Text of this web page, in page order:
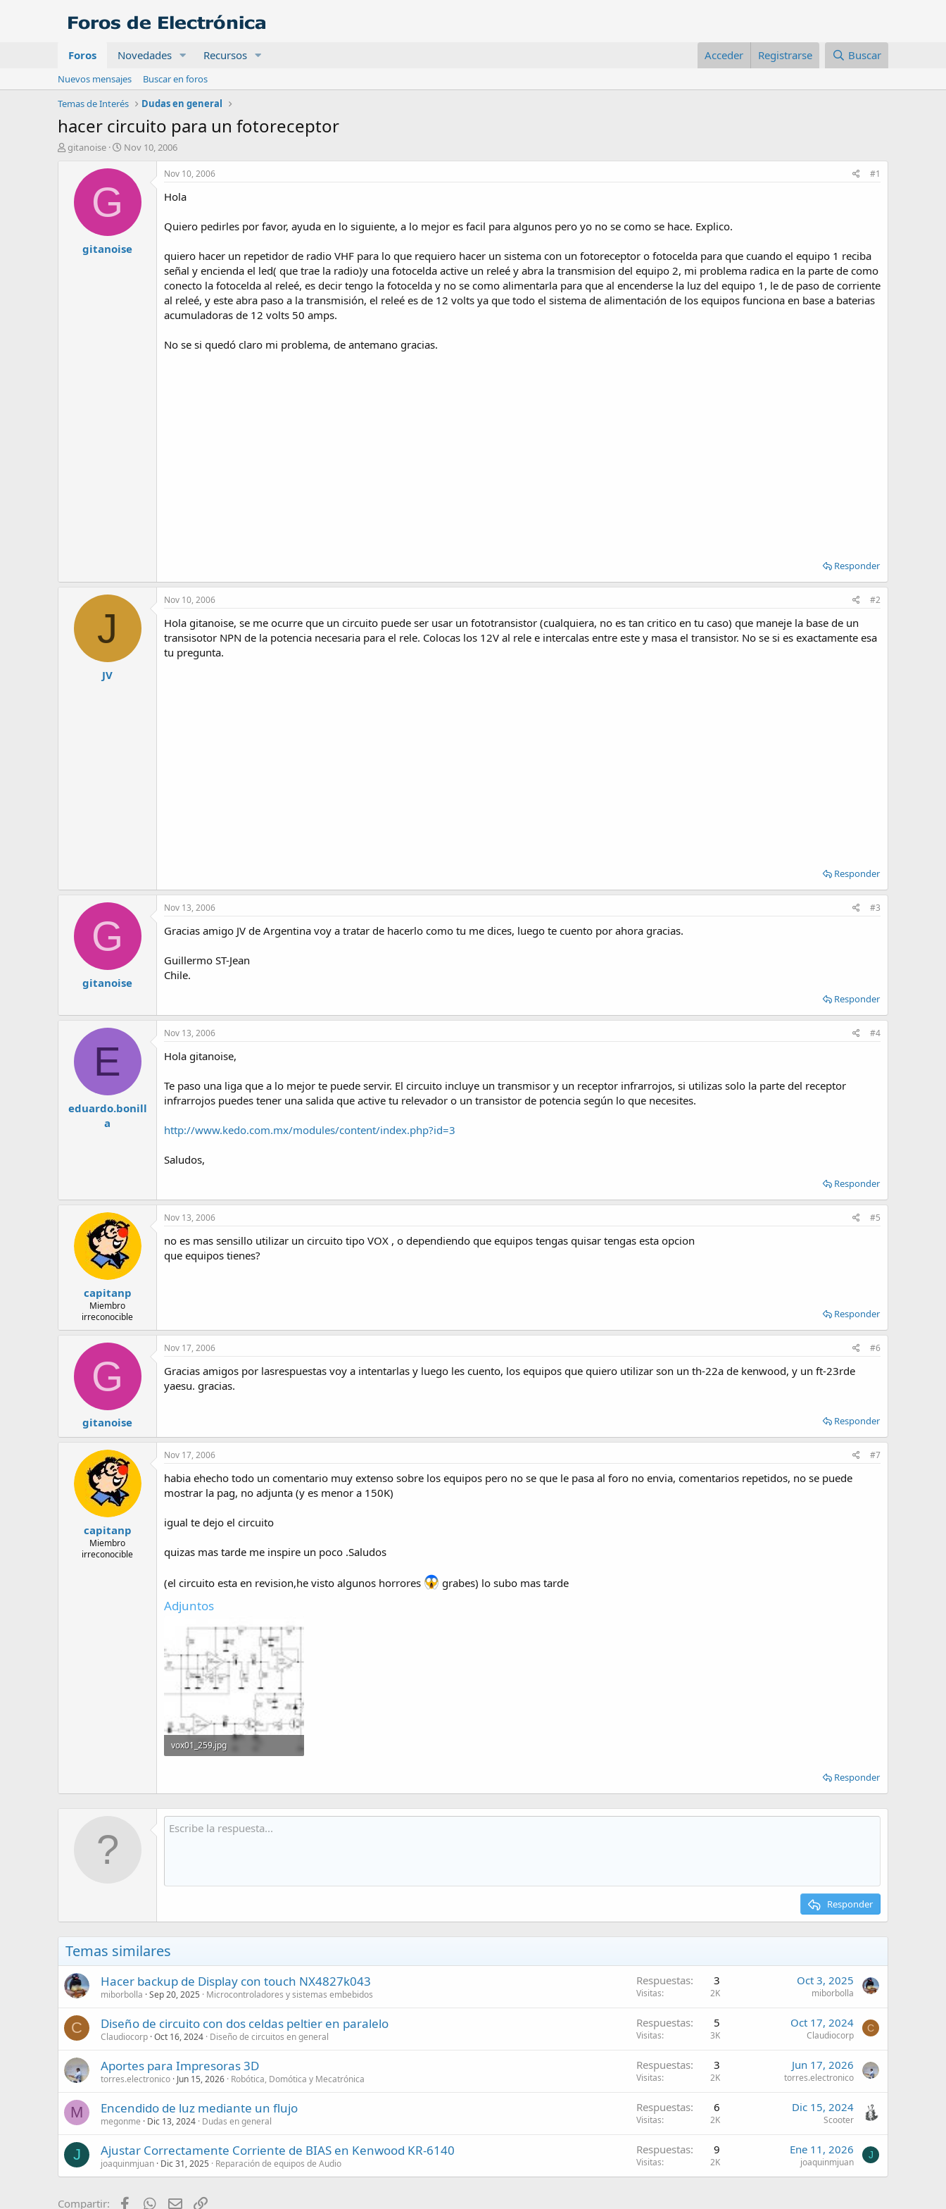
Foros Novedades Recursos Acceder Registrarse Buscar
Nuevos mensajes
Buscar en foros
Temas de Interés
Dudas en general
hacer circuito para un fotoreceptor
A
gitanoise
F
c
i
n
Nov 10, 2006
G
gitanoise
Nov 10, 2006 #1
Hola
Quiero pedirles por favor, ayuda en lo siguiente, a lo mejor es facil para algunos pero yo no se como se hace. Explico.
quiero hacer un repetidor de radio VHF para lo que requiero hacer un sistema con un fotoreceptor o fotocelda para que cuando el equipo 1 reciba
señal y encienda el led( que trae la radio)y una fotocelda active un releé y abra la transmision del equipo 2, mi problema radica en la parte de como
conecto la fotocelda al releé, es decir tengo la fotocelda y no se como alimentarla para que al encenderse la luz del equipo 1, le de paso de corriente
al releé, y este abra paso a la transmisión, el releé es de 12 volts ya que todo el sistema de alimentación de los equipos funciona en base a baterias
acumuladoras de 12 volts 50 amps.
No se si quedó claro mi problema, de antemano gracias.
Responder
J
JV
Nov 10, 2006 #2
Hola gitanoise, se me ocurre que un circuito puede ser usar un fototransistor (cualquiera, no es tan critico en tu caso) que maneje la base de un
transisotor NPN de la potencia necesaria para el rele. Colocas los 12V al rele e intercalas entre este y masa el transistor. No se si es exactamente esa
tu pregunta.
Responder
G
gitanoise
Nov 13, 2006 #3
Gracias amigo JV de Argentina voy a tratar de hacerlo como tu me dices, luego te cuento por ahora gracias.
Guillermo ST-Jean
Chile.
Responder
E
eduardo.bonill
a
Nov 13, 2006 #4
Hola gitanoise,
Te paso una liga que a lo mejor te puede servir. El circuito incluye un transmisor y un receptor infrarrojos, si utilizas solo la parte del receptor
infrarrojos puedes tener una salida que active tu relevador o un transistor de potencia según lo que necesites.
http://www.kedo.com.mx/modules/content/index.php?id=3
Saludos,
Responder
capitanp
Miembro
irreconocible
Nov 13, 2006 #5
no es mas sensillo utilizar un circuito tipo VOX , o dependiendo que equipos tengas quisar tengas esta opcion
que equipos tienes?
Responder
G
gitanoise
Nov 17, 2006 #6
Gracias amigos por lasrespuestas voy a intentarlas y luego les cuento, los equipos que quiero utilizar son un th-22a de kenwood, y un ft-23rde
yaesu. gracias.
Responder
capitanp
Miembro
irreconocible
Nov 17, 2006 #7
habia ehecho todo un comentario muy extenso sobre los equipos pero no se que le pasa al foro no envia, comentarios repetidos, no se puede
mostrar la pag, no adjunta (y es menor a 150K)
igual te dejo el circuito
quizas mas tarde me inspire un poco .Saludos
(el circuito esta en revision,he visto algunos horrores grabes) lo subo mas tarde
Adjuntos
vox01_259.jpg
Responder
Responder
Temas similares
Hacer backup de Display con touch NX4827k043
miborbolla Sep 20, 2025 Microcontroladores y sistemas embebidos
Respuestas 3
Visitas 2K
Oct 3, 2025
miborbolla
C Diseño de circuito con dos celdas peltier en paralelo
Claudiocorp Oct 16, 2024 Diseño de circuitos en general
Respuestas 5
Visitas 3K
Oct 17, 2024
Claudiocorp
C
Aportes para Impresoras 3D
torres.electronico Jun 15, 2026 Robótica, Domótica y Mecatrónica
Respuestas 3
Visitas 2K
Jun 17, 2026
torres.electronico
M Encendido de luz mediante un flujo
megonme Dic 13, 2024 Dudas en general
Respuestas 6
Visitas 2K
Dic 15, 2024
Scooter
J Ajustar Correctamente Corriente de BIAS en Kenwood KR-6140
joaquinmjuan Dic 31, 2025 Reparación de equipos de Audio
Respuestas 9
Visitas 2K
Ene 11, 2026
joaquinmjuan
J
Compartir: FacebookWhatsApp
Email